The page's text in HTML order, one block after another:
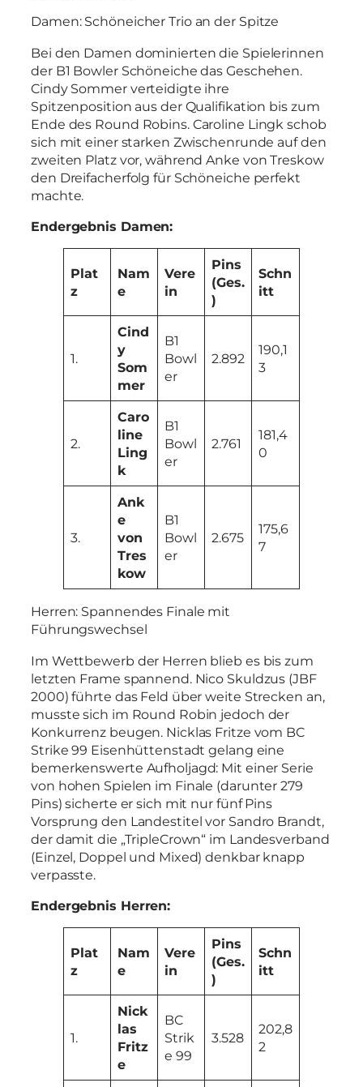
Damen: Schöneicher Trio an der Spitze
Bei den Damen dominierten die Spielerinnen
der B1 Bowler Schöneiche das Geschehen.
Cindy Sommer verteidigte ihre
Spitzenposition aus der Qualifikation bis zum
Ende des Round Robins. Caroline Lingk schob
sich mit einer starken Zwischenrunde auf den
zweiten Platz vor, während Anke von Treskow
den Dreifacherfolg für Schöneiche perfekt
machte.
Endergebnis Damen:
Plat
z
Nam
e
Vere
in
Pins
(Ges.
)
Schn
itt
1.
Cind
y
Som
mer
B1
Bowl
er
2.892
190,1
3
2.
Caro
line
Ling
k
B1
Bowl
er
2.761
181,4
0
3.
Ank
e
von
Tres
kow
B1
Bowl
er
2.675
175,6
7
Herren: Spannendes Finale mit
Führungswechsel
Im Wettbewerb der Herren blieb es bis zum
letzten Frame spannend. Nico Skuldzus (JBF
2000) führte das Feld über weite Strecken an,
musste sich im Round Robin jedoch der
Konkurrenz beugen. Nicklas Fritze vom BC
Strike 99 Eisenhüttenstadt gelang eine
bemerkenswerte Aufholjagd: Mit einer Serie
von hohen Spielen im Finale (darunter 279
Pins) sicherte er sich mit nur fünf Pins
Vorsprung den Landestitel vor Sandro Brandt,
der damit die „TripleCrown“ im Landesverband
(Einzel, Doppel und Mixed) denkbar knapp
verpasste.
Endergebnis Herren:
Plat
z
Nam
e
Vere
in
Pins
(Ges.
)
Schn
itt
1.
Nick
las
Fritz
e
BC
Strik
e 99
3.528
202,8
2